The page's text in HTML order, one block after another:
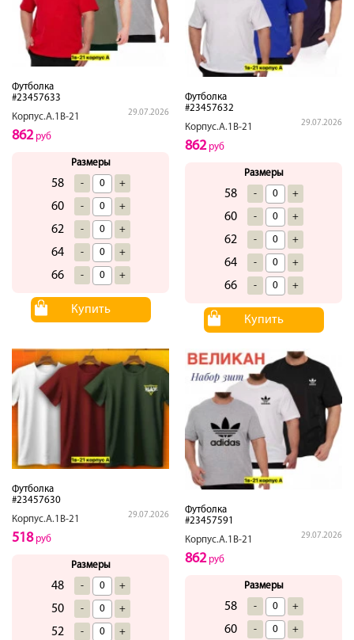
Футболка
#23457633
Корпус.А.1В-21
29.07.2026
862руб
Размеры
58 - +
60 - +
62 - +
64 - +
66 - +
Купить
Футболка
#23457632
Корпус.А.1В-21
29.07.2026
862руб
Размеры
58 - +
60 - +
62 - +
64 - +
66 - +
Купить
Футболка
#23457630
Корпус.А.1В-21
29.07.2026
518руб
Размеры
48 - +
50 - +
52 - +
Футболка
#23457591
Корпус.А.1В-21
29.07.2026
862руб
Размеры
58 - +
60 - +